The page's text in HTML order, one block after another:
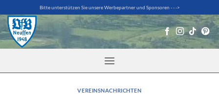
Inhalt
springen
Bitte unterstützen Sie unsere Werbepartner und Sponsoren - - ->
VEREINSNACHRICHTEN